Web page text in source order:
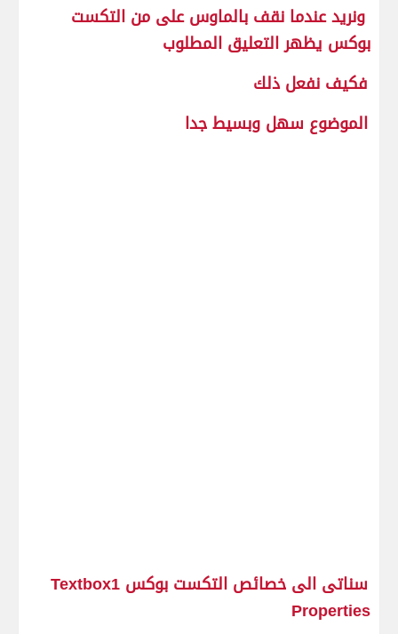
ونريد عندما نقف بالماوس على من التكست
بوكس يظهر التعليق المطلوب
فكيف نفعل ذلك
الموضوع سهل وبسيط جدا
سناتى الى خصائص التكست بوكس Textbox1
Properties